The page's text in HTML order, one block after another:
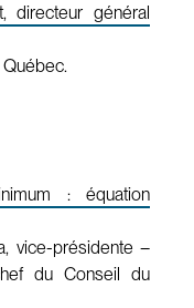
directeur général
: équation
vice-présidente –
du Conseil du